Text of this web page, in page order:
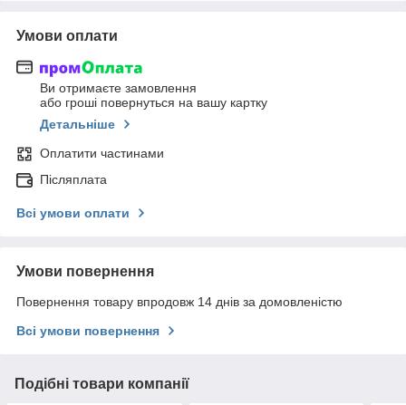
Умови оплати
Ви отримаєте замовлення
або гроші повернуться на вашу картку
Детальніше
Оплатити частинами
Післяплата
Всі умови оплати
Умови повернення
Повернення товару впродовж 14 днів за домовленістю
Всі умови повернення
Подібні товари компанії